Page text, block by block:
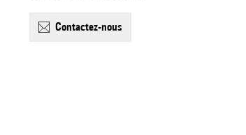
contactez-nous